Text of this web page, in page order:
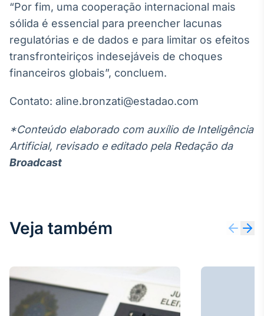
“Por fim, uma cooperação internacional mais
sólida é essencial para preencher lacunas
regulatórias e de dados e para limitar os efeitos
transfronteiriços indesejáveis de choques
financeiros globais”, concluem.
Contato: aline.bronzati@estadao.com
*Conteúdo elaborado com auxílio de Inteligência
Artificial, revisado e editado pela Redação da
Broadcast
Veja também